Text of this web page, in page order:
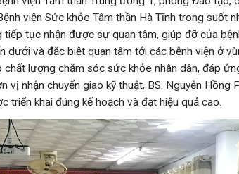
viện Sức khỏe Tâm thần Hà Tĩnh trong suốt
tiếp tục nhận được sự quan tâm, giúp đỡ của
dưới và đặc biệt quan tâm tới các bệnh viện ở
chất lượng chăm sóc sức khỏe nhân dân, đáp
vị nhận chuyển giao kỹ thuật, BS. Nguyễn Hồng
triển khai đúng kế hoạch và đạt hiệu quả cao.